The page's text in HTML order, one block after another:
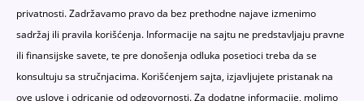
privatnosti. Zadržavamo pravo da bez prethodne najave izmenimo
sadržaj ili pravila korišćenja. Informacije na sajtu ne predstavljaju pravne
ili finansijske savete, te pre donošenja odluka posetioci treba da se
konsultuju sa stručnjacima. Korišćenjem sajta, izjavljujete pristanak na
ove uslove i odricanje od odgovornosti. Za dodatne informacije, molimo